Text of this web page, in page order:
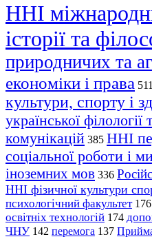
ННІ
історії та
природничих та
економіки і права 511
культури, спорту і
української філології
комунікацій 385 ННІ
соціальної роботи і
іноземних мов 336
ННІ фізичної культури
психологічний факультет 176
освітніх технологій 174
ЧНУ 142 перемога 137